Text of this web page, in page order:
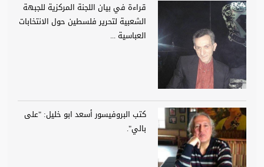
قراءة في بيان اللجنة المركزية للجبهة
الشعبية لتحرير فلسطين حول الانتخابات
العباسية ...
كتب البروفيسور أسعد ابو خليل: "على
بالي".